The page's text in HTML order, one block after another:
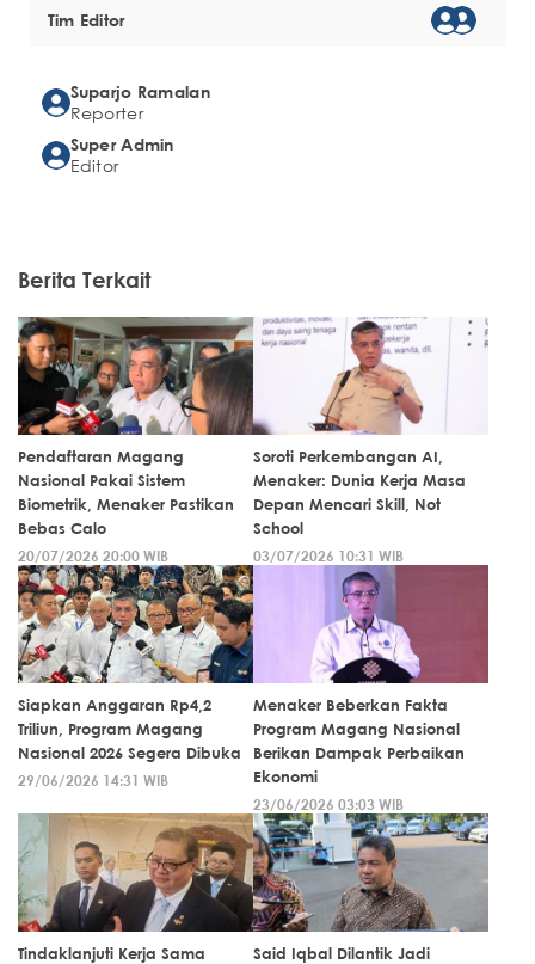
Tim Editor
Suparjo Ramalan
Reporter
Super Admin
Editor
Berita Terkait
Pendaftaran Magang
Nasional Pakai Sistem
Biometrik, Menaker Pastikan
Bebas Calo
20/07/2026 20:00 WIB
Soroti Perkembangan AI,
Menaker: Dunia Kerja Masa
Depan Mencari Skill, Not
School
03/07/2026 10:31 WIB
Siapkan Anggaran Rp4,2
Triliun, Program Magang
Nasional 2026 Segera Dibuka
29/06/2026 14:31 WIB
Menaker Beberkan Fakta
Program Magang Nasional
Berikan Dampak Perbaikan
Ekonomi
23/06/2026 03:03 WIB
Tindaklanjuti Kerja Sama Said Iqbal Dilantik Jadi